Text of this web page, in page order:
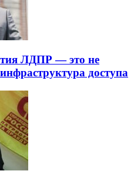
ЛДПР — это не
доступа